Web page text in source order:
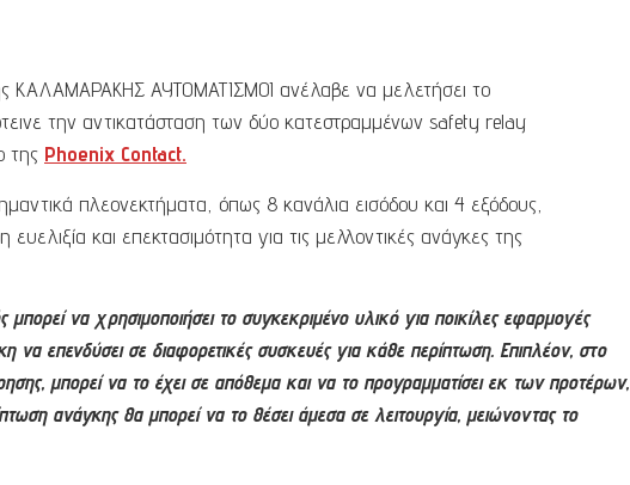
ΚΑΛΑΜΑΡΑΚΗΣ ΑΥΤΟΜΑΤΙΣΜΟΙ ανέλαβε να μελετήσει το
την αντικατάσταση των δύο κατεστραμμένων safety relay
της Phoenix Contact.
πλεονεκτήματα, όπως 8 κανάλια εισόδου και 4 εξόδους,
και επεκτασιμότητα για τις μελλοντικές ανάγκες της
μπορεί να χρησιμοποιήσει το συγκεκριμένο υλικό για ποικίλες εφαρμογές
να επενδύσει σε διαφορετικές συσκευές για κάθε περίπτωση. Επιπλέον, στο
μπορεί να το έχει σε απόθεμα και να το προγραμματίσει εκ των προτέρων,
ανάγκης θα μπορεί να το θέσει άμεσα σε λειτουργία, μειώνοντας το